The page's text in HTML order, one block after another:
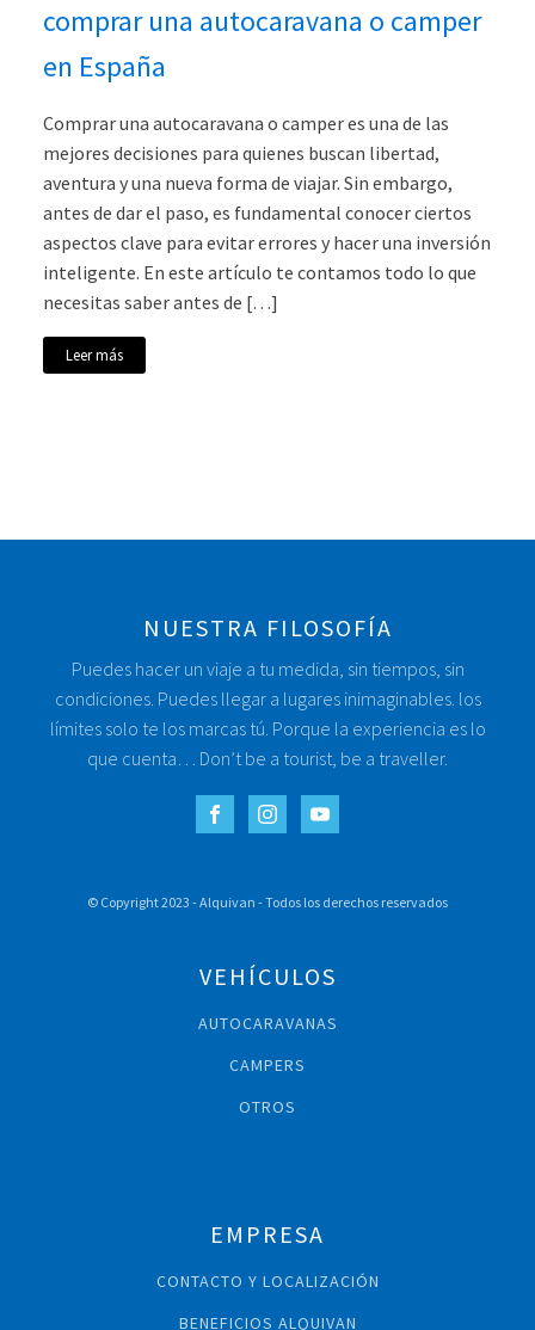
comprar una autocaravana o camper
en España
Comprar una autocaravana o camper es una de las
mejores decisiones para quienes buscan libertad,
aventura y una nueva forma de viajar. Sin embargo,
antes de dar el paso, es fundamental conocer ciertos
aspectos clave para evitar errores y hacer una inversión
inteligente. En este artículo te contamos todo lo que
necesitas saber antes de […]
Leer más
NUESTRA FILOSOFÍA
Puedes hacer un viaje a tu medida, sin tiempos, sin
condiciones. Puedes llegar a lugares inimaginables. los
límites solo te los marcas tú. Porque la experiencia es lo
que cuenta… Don’t be a tourist, be a traveller.
© Copyright 2023 - Alquivan - Todos los derechos reservados
VEHÍCULOS
AUTOCARAVANAS
CAMPERS
OTROS
EMPRESA
CONTACTO Y LOCALIZACIÓN
BENEFICIOS ALQUIVAN